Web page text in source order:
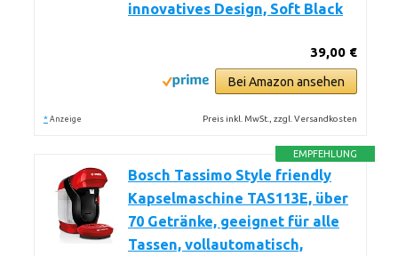
innovatives Design, Soft Black
39,00 €
Bei Amazon ansehen
* Anzeige Preis inkl. MwSt., zzgl. Versandkosten
EMPFEHLUNG
Bosch Tassimo Style friendly
Kapselmaschine TAS113E, über
70 Getränke, geeignet für alle
Tassen, vollautomatisch,